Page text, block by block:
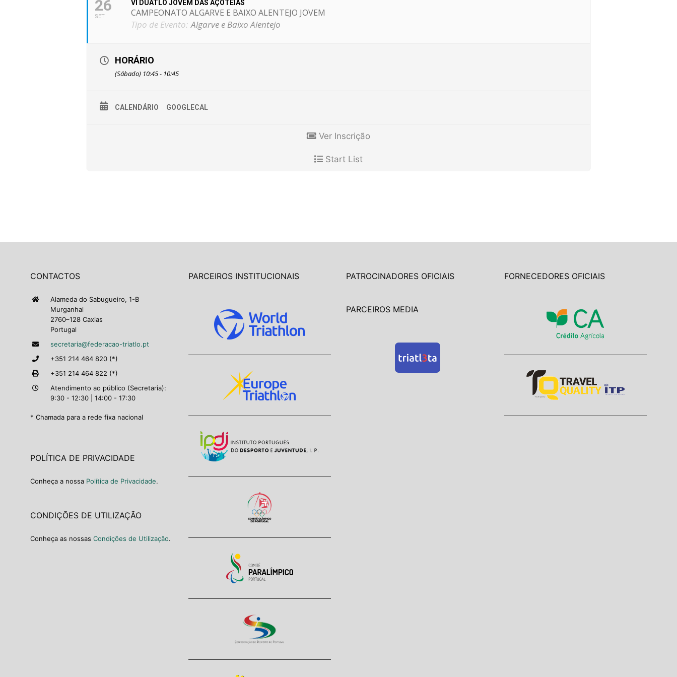
26
SET
VI DUATLO JOVEM DAS AÇOTEIAS
CAMPEONATO ALGARVE E BAIXO ALENTEJO JOVEM
Tipo de Evento: Algarve e Baixo Alentejo
HORÁRIO
(Sábado) 10:45 - 10:45
CALENDÁRIO GOOGLECAL
Ver Inscrição
Start List
CONTACTOS
Alameda do Sabugueiro, 1-B
Murganhal
2760–128 Caxias
Portugal
secretaria@federacao-triatlo.pt
+351 214 464 820 (*)
+351 214 464 822 (*)
Atendimento ao público (Secretaria):
9:30 - 12:30 | 14:00 - 17:30
* Chamada para a rede fixa nacional
POLÍTICA DE PRIVACIDADE
Conheça a nossa Política de Privacidade.
CONDIÇÕES DE UTILIZAÇÃO
Conheça as nossas Condições de Utilização.
PARCEIROS INSTITUCIONAIS PATROCINADORES OFICIAIS
PARCEIROS MEDIA
FORNECEDORES OFICIAIS